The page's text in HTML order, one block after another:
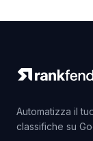
Automatizza il
classifiche su